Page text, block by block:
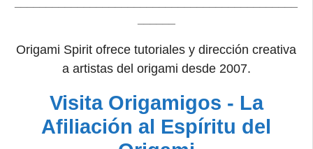
Origami Spirit ofrece tutoriales y dirección creativa
a artistas del origami desde 2007.
Visita Origamigos - La
Afiliación al Espíritu del